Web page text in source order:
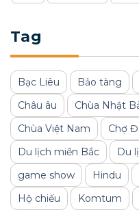
Tag
Bạc Liêu Bảo tàng
Châu âu
Chùa Nhật
Chùa Việt Nam
Chợ
Du lịch miền Bắc
Du
game show
Hindu
Hộ chiếu
Komtum